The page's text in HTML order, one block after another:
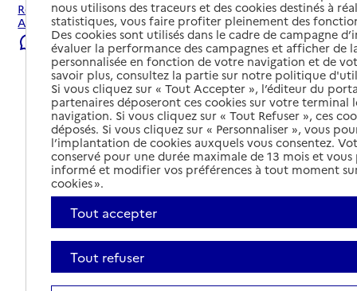
Rechercher les établissements et services autour de
Angers.
Signaler une erreur
nous utilisons des traceurs et des cookies destinés à
statistiques, vous faire profiter pleinement des
Des cookies sont utilisés dans le cadre de campagne
évaluer la performance des campagnes et afficher de
personnalisée en fonction de votre navigation et de
savoir plus, consultez la partie sur notre politique
Si vous cliquez sur « Tout Accepter », l’éditeur du
partenaires déposeront ces cookies sur votre terminal
navigation. Si vous cliquez sur « Tout Refuser », ces
déposés. Si vous cliquez sur « Personnaliser », vous
l’implantation de cookies auxquels vous consentez.
conservé pour une durée maximale de 13 mois et
informé et modifier vos préférences à tout moment
cookies ».
Tout accepter
Tout refuser